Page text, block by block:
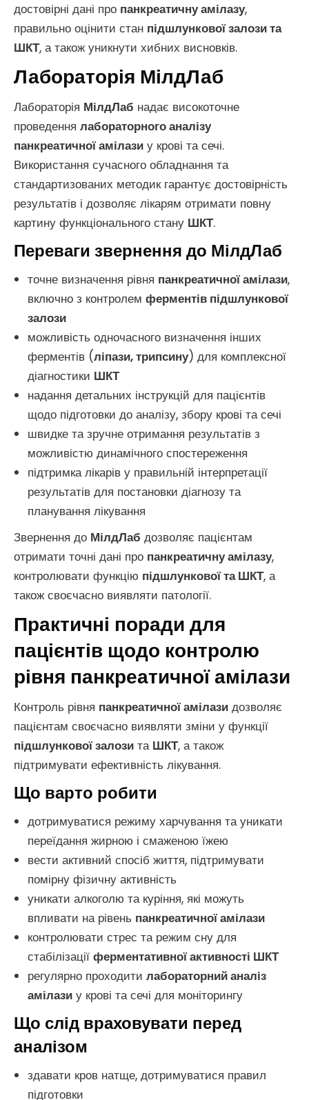
достовірні дані про панкреатичну амілазу,
правильно оцінити стан підшлункової залози та
ШКТ, а також уникнути хибних висновків.
Лабораторія МілдЛаб
Лабораторія МілдЛаб надає високоточне
проведення лабораторного аналізу
панкреатичної амілази у крові та сечі.
Використання сучасного обладнання та
стандартизованих методик гарантує достовірність
результатів і дозволяє лікарям отримати повну
картину функціонального стану ШКТ.
Переваги звернення до МілдЛаб
точне визначення рівня панкреатичної амілази,
включно з контролем ферментів підшлункової
залози
можливість одночасного визначення інших
ферментів (ліпази, трипсину) для комплексної
діагностики ШКТ
надання детальних інструкцій для пацієнтів
щодо підготовки до аналізу, збору крові та сечі
швидке та зручне отримання результатів з
можливістю динамічного спостереження
підтримка лікарів у правильній інтерпретації
результатів для постановки діагнозу та
планування лікування
Звернення до МілдЛаб дозволяє пацієнтам
отримати точні дані про панкреатичну амілазу,
контролювати функцію підшлункової та ШКТ, а
також своєчасно виявляти патології.
Практичні поради для
пацієнтів щодо контролю
рівня панкреатичної амілази
Контроль рівня панкреатичної амілази дозволяє
пацієнтам своєчасно виявляти зміни у функції
підшлункової залози та ШКТ, а також
підтримувати ефективність лікування.
Що варто робити
дотримуватися режиму харчування та уникати
переїдання жирною і смаженою їжею
вести активний спосіб життя, підтримувати
помірну фізичну активність
уникати алкоголю та куріння, які можуть
впливати на рівень панкреатичної амілази
контролювати стрес та режим сну для
стабілізації ферментативної активності ШКТ
регулярно проходити лабораторний аналіз
амілази у крові та сечі для моніторингу
Що слід враховувати перед
аналізом
здавати кров натще, дотримуватися правил
підготовки